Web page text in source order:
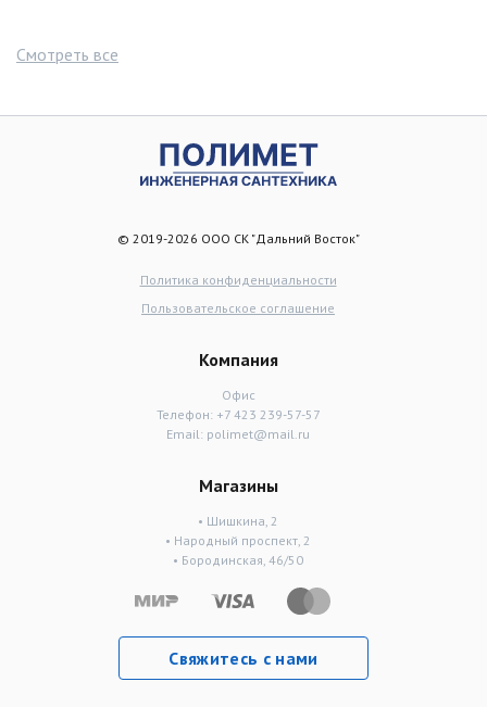
Смотреть все
© 2019-2026 ООО СК "Дальний Восток"
Политика конфиденциальности
Пользовательское соглашение
Компания
Офис
Телефон: +7 423 239-57-57
Email: polimet@mail.ru
Магазины
• Шишкина, 2
• Народный проспект, 2
• Бородинская, 46/50
Свяжитесь с нами